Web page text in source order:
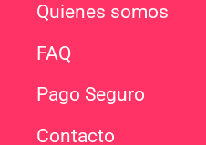
Quienes somos
FAQ
Pago Seguro
Contacto